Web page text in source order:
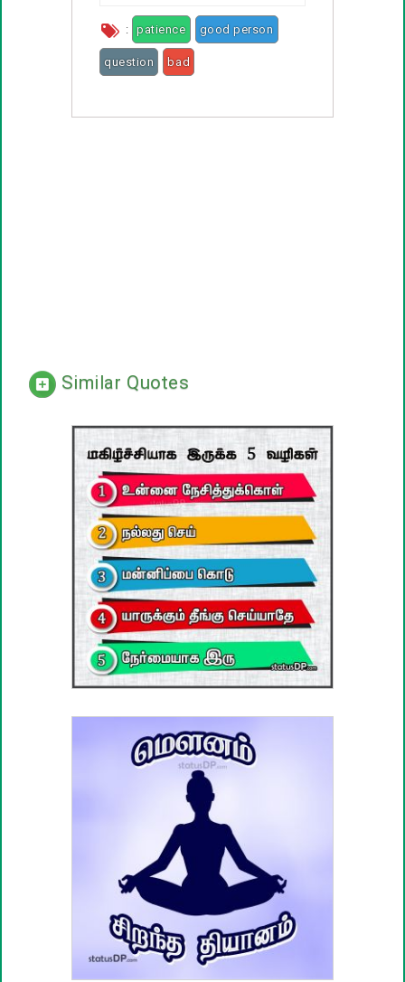
: patience good person
question bad
Similar Quotes